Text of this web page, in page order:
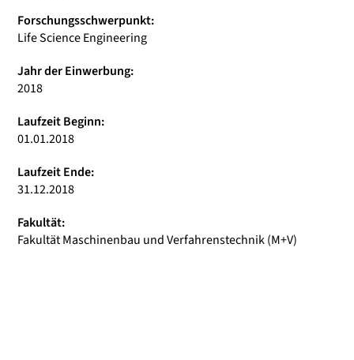
Forschungsschwerpunkt:
Life Science Engineering
Jahr der Einwerbung:
2018
Laufzeit Beginn:
01.01.2018
Laufzeit Ende:
31.12.2018
Fakultät:
Fakultät Maschinenbau und Verfahrenstechnik (M+V)